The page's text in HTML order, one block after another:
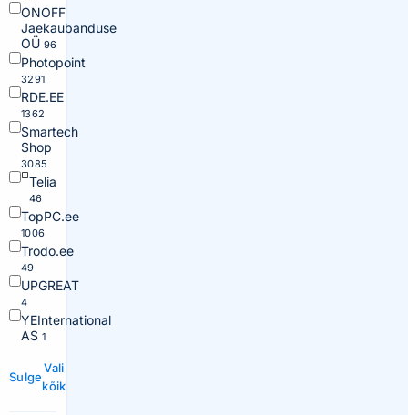
ONOFF
Jaekaubanduse
OÜ 96
Photopoint
3291
RDE.EE
1362
Smartech
Shop
3085
Telia
46
TopPC.ee
1006
Trodo.ee
49
UPGREAT
4
YEInternational
AS 1
Sulge
Vali
kõik